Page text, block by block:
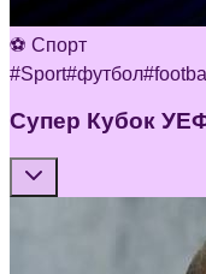
⚽ Спорт
#Sport#футбол#football
Супер Кубок